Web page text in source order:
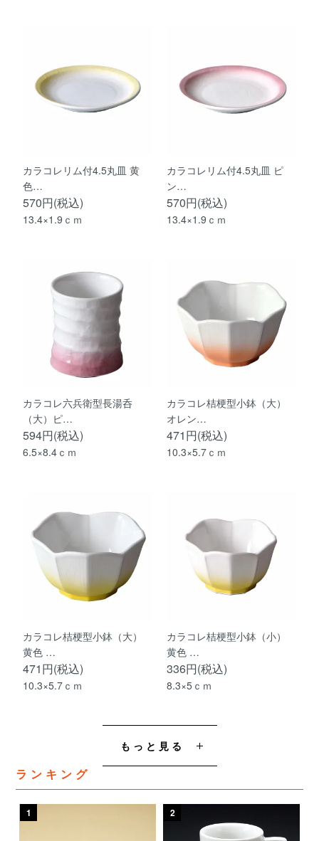
カラコレリム付4.5丸皿 黄
色…
570円(税込)
13.4×1.9ｃｍ
カラコレリム付4.5丸皿 ピ
ン…
570円(税込)
13.4×1.9ｃｍ
カラコレ六兵衛型長湯呑
（大）ピ…
594円(税込)
6.5×8.4ｃｍ
カラコレ桔梗型小鉢（大）
オレン…
471円(税込)
10.3×5.7ｃｍ
カラコレ桔梗型小鉢（大）
黄色 …
471円(税込)
10.3×5.7ｃｍ
カラコレ桔梗型小鉢（小）
黄色 …
336円(税込)
8.3×5ｃｍ
もっと見る
ランキング
1 2